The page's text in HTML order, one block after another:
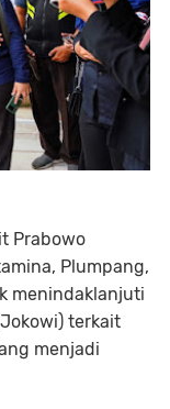
Prabowo
Plumpang,
menindaklanjuti
terkait
menjadi